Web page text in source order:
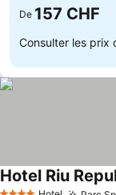
De 157 CHF
Consulter les prix
Hotel Riu